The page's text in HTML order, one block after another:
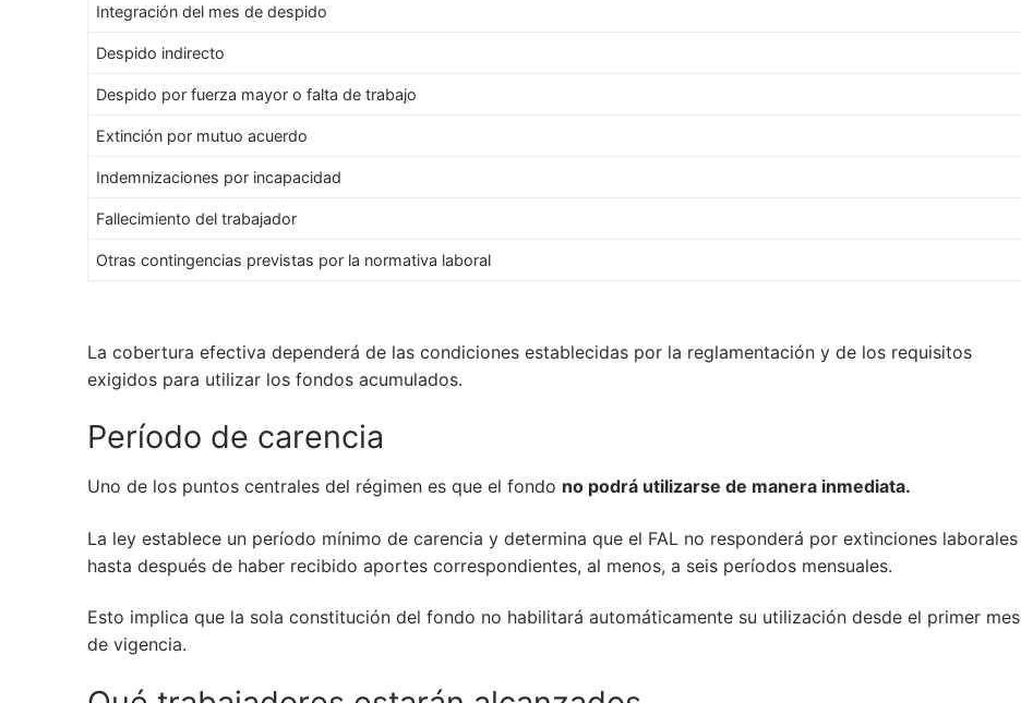
Integración del mes de despido
Despido indirecto
Despido por fuerza mayor o falta de trabajo
Extinción por mutuo acuerdo
Indemnizaciones por incapacidad
Fallecimiento del trabajador
Otras contingencias previstas por la normativa laboral
La cobertura efectiva dependerá de las condiciones establecidas por la reglamentación y de los requisitos
exigidos para utilizar los fondos acumulados.
Período de carencia
Uno de los puntos centrales del régimen es que el fondo no podrá utilizarse de manera inmediata.
La ley establece un período mínimo de carencia y determina que el FAL no responderá por extinciones laborales
hasta después de haber recibido aportes correspondientes, al menos, a seis períodos mensuales.
Esto implica que la sola constitución del fondo no habilitará automáticamente su utilización desde el primer mes
de vigencia.